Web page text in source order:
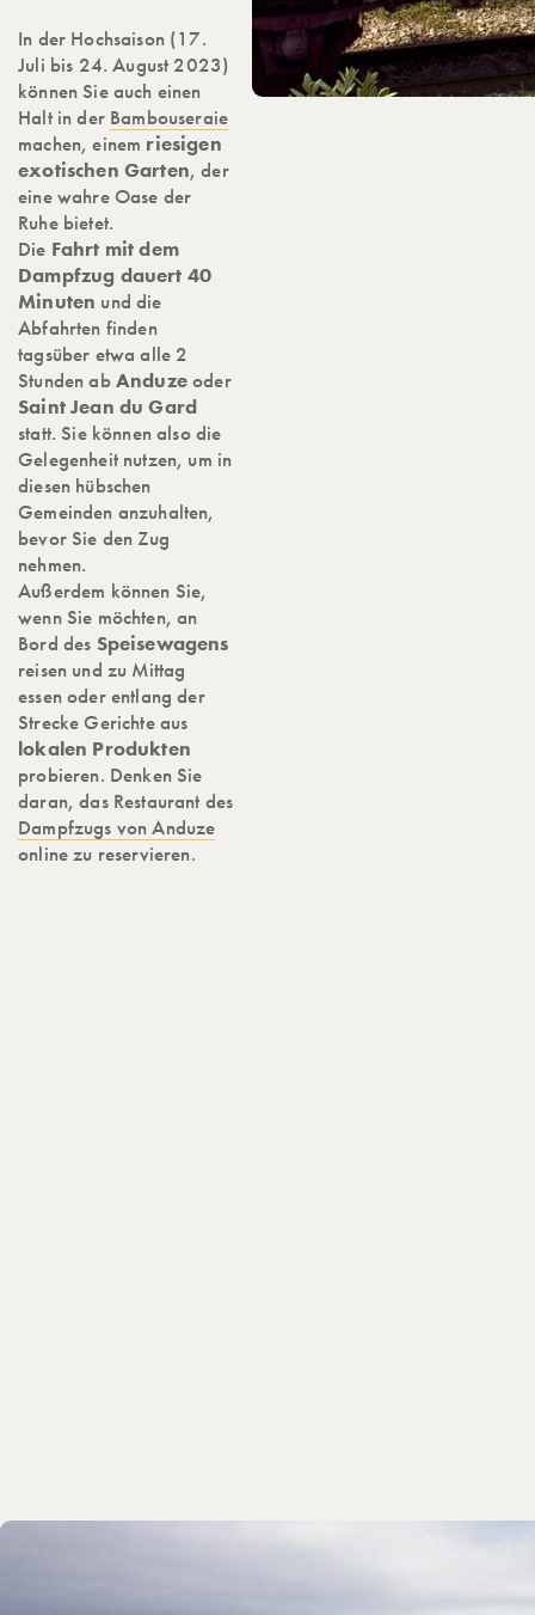
In der Hochsaison (17.
Juli bis 24. August 2023)
können Sie auch einen
Halt in der Bambouseraie
machen, einem riesigen
exotischen Garten, der
eine wahre Oase der
Ruhe bietet.
Die Fahrt mit dem
Dampfzug dauert 40
Minuten und die
Abfahrten finden
tagsüber etwa alle 2
Stunden abAnduzeoder
Saint Jean du Gard
statt. Sie können also die
Gelegenheit nutzen, um in
diesen hübschen
Gemeinden anzuhalten,
bevor Sie den Zug
nehmen.
Außerdem können Sie,
wenn Sie möchten, an
Bord des Speisewagens
reisen und zu Mittag
essen oder entlang der
Strecke Gerichte aus
lokalen Produkten
probieren. Denken Sie
daran, das Restaurant des
Dampfzugs von Anduze
online zu reservieren.